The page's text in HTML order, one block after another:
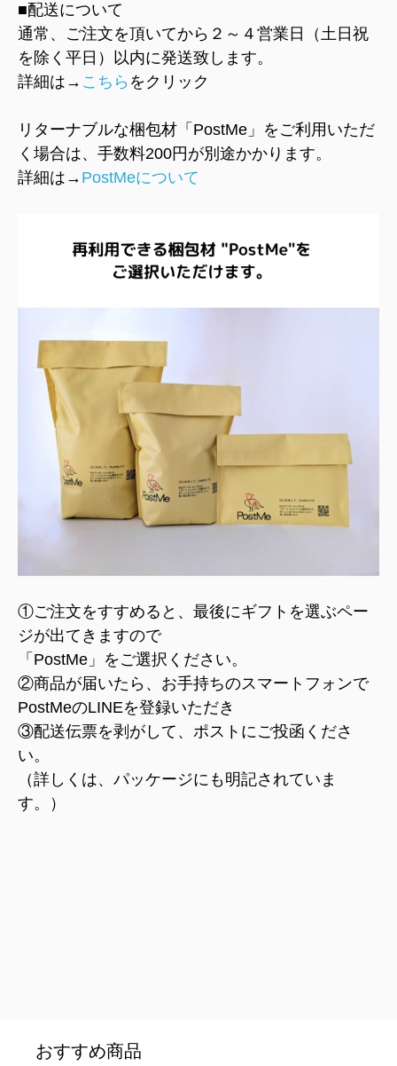
■配送について
通常、ご注文を頂いてから２～４営業日（土日祝
を除く平日）以内に発送致します。
詳細は→ こちら をクリック
リターナブルな梱包材「PostMe」をご利用いただ
く場合は、手数料200円が別途かかります。
詳細は→ PostMeについて
①ご注文をすすめると、最後にギフトを選ぶペー
ジが出てきますので
「PostMe」をご選択ください。
②商品が届いたら、お手持ちのスマートフォンで
PostMeのLINEを登録いただき
③配送伝票を剥がして、ポストにご投函くださ
い。
（詳しくは、パッケージにも明記されていま
す。）
おすすめ商品